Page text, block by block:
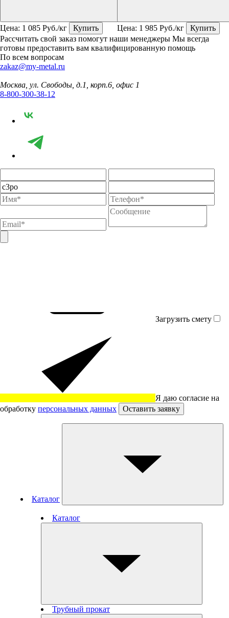
Цена: 1 085 Руб./кг Купить Цена: 1 985 Руб./кг
Купить
Рассчитать свой заказ помогут наши менеджеры Мы всегда
готовы предоставить вам квалифицированную помощь
По всем вопросам
zakaz@my-metal.ru
Москва, ул. Свободы, д.1, корп.6, офис 1
8-800-300-38-12
Загрузить смету
Я даю согласие на
обработку персональных данных Оставить заявку
Каталог
Каталог
Трубный прокат